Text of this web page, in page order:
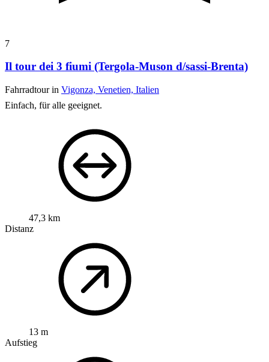
7
Il tour dei 3 fiumi (Tergola-Muson d/sassi-Brenta)
Fahrradtour in Vigonza, Venetien, Italien
Einfach, für alle geeignet.
47,3 km
Distanz
13 m
Aufstieg